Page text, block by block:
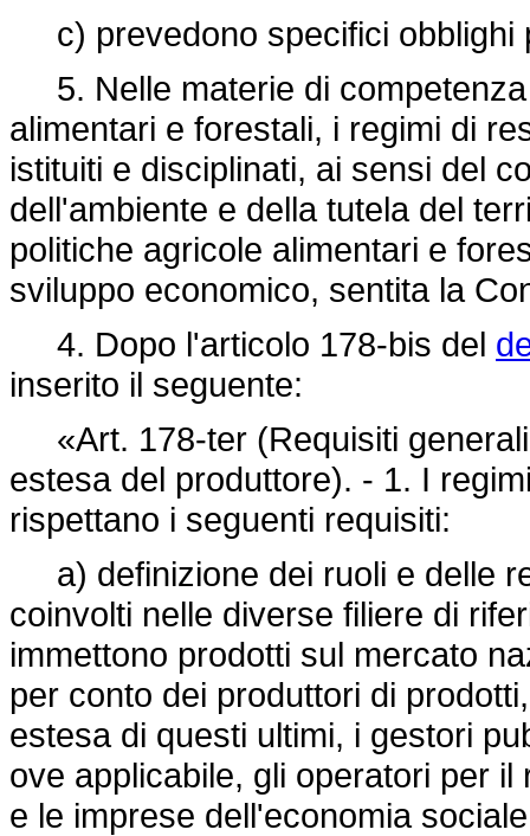
c) prevedono specifici obblighi
5. Nelle materie di competenza
alimentari e forestali, i regimi di
istituiti e disciplinati, ai sensi del
dell'ambiente e della tutela del
politiche agricole alimentari e
sviluppo economico, sentita la
4. Dopo l'articolo 178-bis del
inserito il seguente:
«Art. 178-ter (Requisiti
estesa del produttore). - 1. I
rispettano i seguenti requisiti:
a) definizione dei ruoli e delle
coinvolti nelle diverse filiere di
immettono prodotti sul mercato
per conto dei produttori di
estesa di questi ultimi, i gestori
ove applicabile, gli operatori per
e le imprese dell'economia